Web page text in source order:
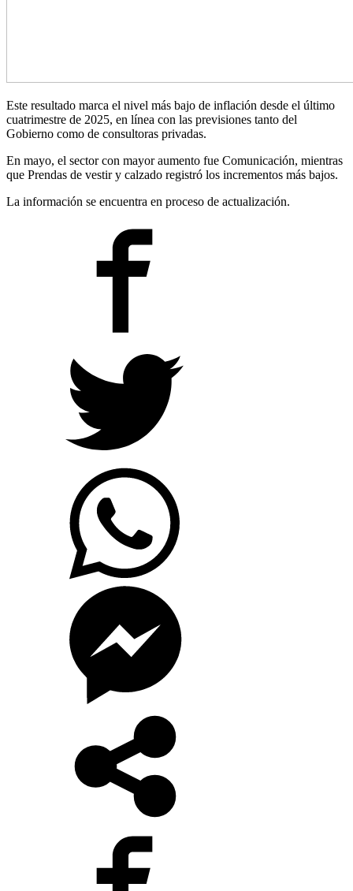
Este resultado marca el nivel más bajo de inflación desde el último
cuatrimestre de 2025, en línea con las previsiones tanto del
Gobierno como de consultoras privadas.
En mayo, el sector con mayor aumento fue Comunicación, mientras
que Prendas de vestir y calzado registró los incrementos más bajos.
La información se encuentra en proceso de actualización.